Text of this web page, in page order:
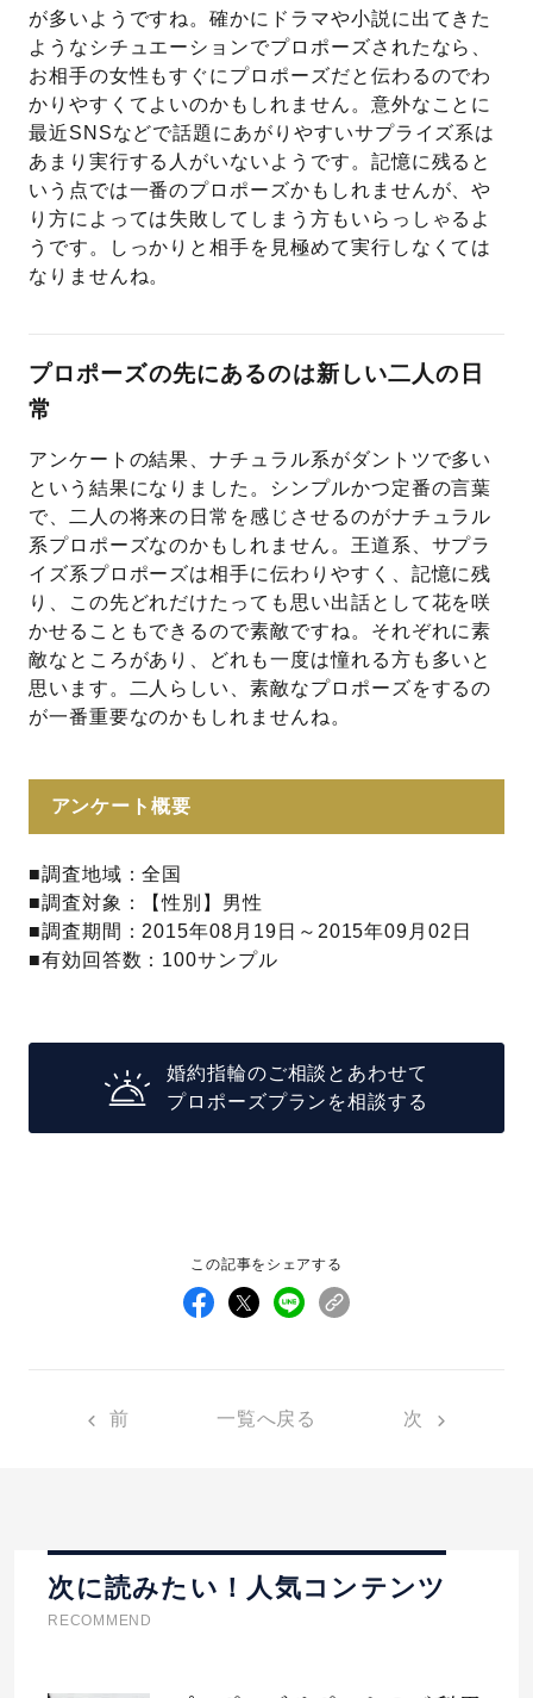
が多いようですね。確かにドラマや小説に出てきた
ようなシチュエーションでプロポーズされたなら、
お相手の女性もすぐにプロポーズだと伝わるのでわ
かりやすくてよいのかもしれません。意外なことに
最近SNSなどで話題にあがりやすいサプライズ系は
あまり実行する人がいないようです。記憶に残ると
いう点では一番のプロポーズかもしれませんが、や
り方によっては失敗してしまう方もいらっしゃるよ
うです。しっかりと相手を見極めて実行しなくては
なりませんね。
プロポーズの先にあるのは新しい二人の日
常
アンケートの結果、ナチュラル系がダントツで多い
という結果になりました。シンプルかつ定番の言葉
で、二人の将来の日常を感じさせるのがナチュラル
系プロポーズなのかもしれません。王道系、サプラ
イズ系プロポーズは相手に伝わりやすく、記憶に残
り、この先どれだけたっても思い出話として花を咲
かせることもできるので素敵ですね。それぞれに素
敵なところがあり、どれも一度は憧れる方も多いと
思います。二人らしい、素敵なプロポーズをするの
が一番重要なのかもしれませんね。
アンケート概要
■調査地域：全国
■調査対象：【性別】男性
■調査期間：2015年08月19日～2015年09月02日
■有効回答数：100サンプル
婚約指輪のご相談とあわせて
プロポーズプランを相談する
この記事をシェアする
前 一覧へ戻る 次
次に読みたい！人気コンテンツ
RECOMMEND